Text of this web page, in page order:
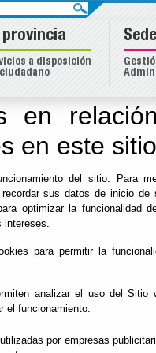
en
en este sitio
del sitio. Para
sus datos de inicio de
optimizar la funcionalidad
intereses.
para permitir la
analizar el uso del Sitio
el funcionamiento.
por empresas
de los
sus necesidades, tanto
urbano, como
provincia
a disposición